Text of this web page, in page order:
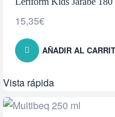
15,35€
AÑADIR AL
Vista rápida